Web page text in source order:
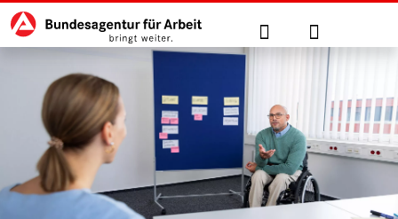
zu den Hauptinhalten springen
Hauptnavigation Suche Anmelden